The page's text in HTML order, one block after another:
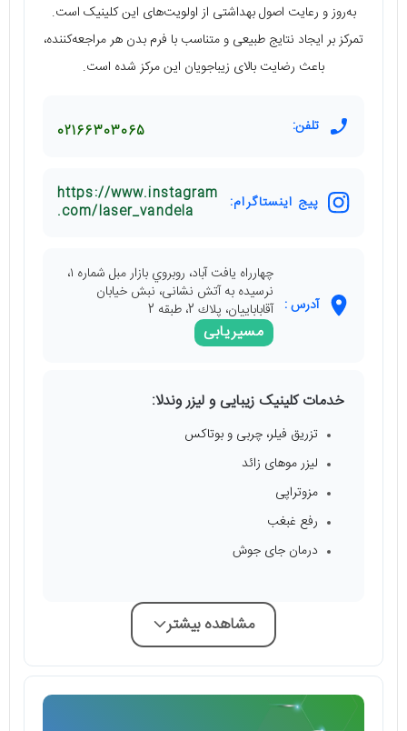
به‌روز و رعایت اصول بهداشتی از اولویت‌های این کلینیک است.
تمرکز بر ایجاد نتایج طبیعی و متناسب با فرم بدن هر مراجعه‌کننده،
باعث رضایت بالای زیباجویان این مرکز شده است.
تلفن: 02166303065
پیج اینستاگرام:
https://www.instagram
.com/laser_vandela
آدرس :
چهارراه يافت آباد، روبروي بازار مبل شماره ١،
نرسيده به آتش نشانی، نبش خيابان
آقاباباييان، پلاك 2، طبقه 2
مسیریابی
خدمات کلینیک زیبایی و لیزر وندلا:
تزریق فیلر، چربی و بوتاکس
لیزر موهای زائد
مزوتراپی
رفع غبغب
درمان جای جوش
مشاهده بیشتر